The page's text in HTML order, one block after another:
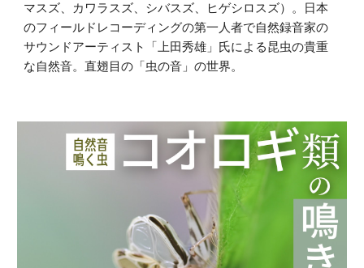
マスズ、カワラスズ、シバスズ、ヒゲシロスズ）。日本
のフィールドレコーディングの第一人者で自然録音家の
サウンドアーティスト「上田秀雄」氏による昆虫の貴重
な自然音。直翅目の「虫の音」の世界。